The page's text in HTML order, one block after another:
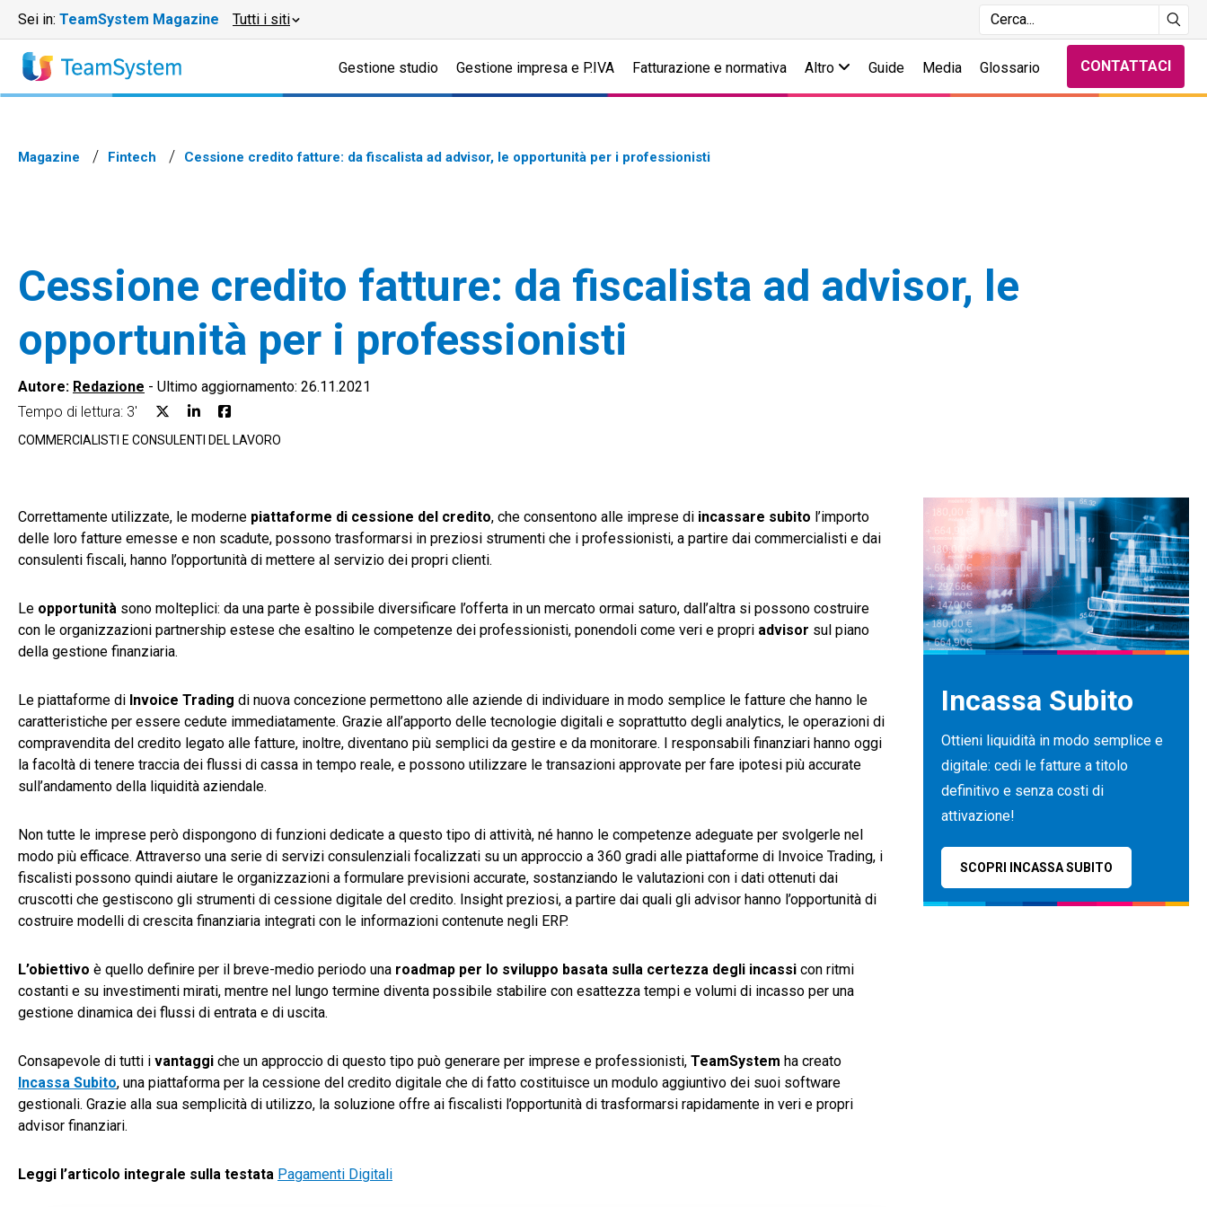
Sei in: TeamSystem Magazine Tutti i siti
Gestione studio Gestione impresa e P.IVA Fatturazione e normativa Altro Guide Media Glossario CONTATTACI
Magazine Fintech Cessione credito fatture: da fiscalista ad advisor, le opportunità per i professionisti
Cessione credito fatture: da fiscalista ad advisor, le
opportunità per i professionisti
Autore: Redazione - Ultimo aggiornamento: 26.11.2021
Tempo di lettura: 3'
COMMERCIALISTI E CONSULENTI DEL LAVORO
Correttamente utilizzate, le moderne piattaforme di cessione del credito, che consentono alle imprese di incassare subito l’importo
delle loro fatture emesse e non scadute, possono trasformarsi in preziosi strumenti che i professionisti, a partire dai commercialisti e dai
consulenti fiscali, hanno l’opportunità di mettere al servizio dei propri clienti.
Le opportunità sono molteplici: da una parte è possibile diversificare l’offerta in un mercato ormai saturo, dall’altra si possono costruire
con le organizzazioni partnership estese che esaltino le competenze dei professionisti, ponendoli come veri e propri advisor sul piano
della gestione finanziaria.
Le piattaforme di Invoice Trading di nuova concezione permettono alle aziende di individuare in modo semplice le fatture che hanno le
caratteristiche per essere cedute immediatamente. Grazie all’apporto delle tecnologie digitali e soprattutto degli analytics, le operazioni di
compravendita del credito legato alle fatture, inoltre, diventano più semplici da gestire e da monitorare. I responsabili finanziari hanno oggi
la facoltà di tenere traccia dei flussi di cassa in tempo reale, e possono utilizzare le transazioni approvate per fare ipotesi più accurate
sull’andamento della liquidità aziendale.
Non tutte le imprese però dispongono di funzioni dedicate a questo tipo di attività, né hanno le competenze adeguate per svolgerle nel
modo più efficace. Attraverso una serie di servizi consulenziali focalizzati su un approccio a 360 gradi alle piattaforme di Invoice Trading, i
fiscalisti possono quindi aiutare le organizzazioni a formulare previsioni accurate, sostanziando le valutazioni con i dati ottenuti dai
cruscotti che gestiscono gli strumenti di cessione digitale del credito. Insight preziosi, a partire dai quali gli advisor hanno l’opportunità di
costruire modelli di crescita finanziaria integrati con le informazioni contenute negli ERP.
L’obiettivo è quello definire per il breve-medio periodo una roadmap per lo sviluppo basata sulla certezza degli incassi con ritmi
costanti e su investimenti mirati, mentre nel lungo termine diventa possibile stabilire con esattezza tempi e volumi di incasso per una
gestione dinamica dei flussi di entrata e di uscita.
Consapevole di tutti i vantaggi che un approccio di questo tipo può generare per imprese e professionisti, TeamSystem ha creato
Incassa Subito, una piattaforma per la cessione del credito digitale che di fatto costituisce un modulo aggiuntivo dei suoi software
gestionali. Grazie alla sua semplicità di utilizzo, la soluzione offre ai fiscalisti l’opportunità di trasformarsi rapidamente in veri e propri
advisor finanziari.
Leggi l’articolo integrale sulla testata Pagamenti Digitali
Incassa Subito
Ottieni liquidità in modo semplice e
digitale: cedi le fatture a titolo
definitivo e senza costi di
attivazione!
SCOPRI INCASSA SUBITO